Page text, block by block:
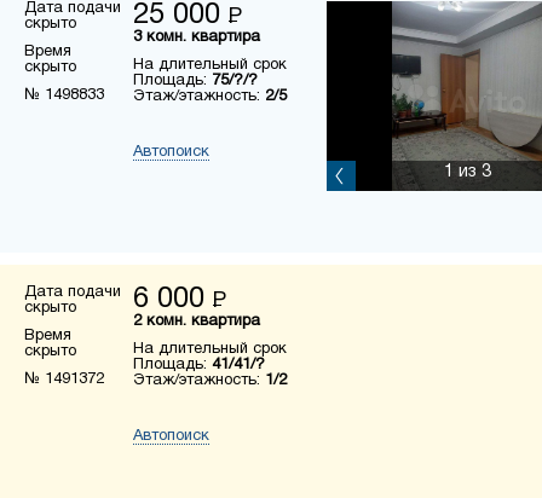
Дата подачи
скрыто
Время
скрыто
№ 1498833
25 000 Р
3 комн. квартира
На длительный срок
Площадь: 75/?/?
Этаж/этажность: 2/5
Автопоиск
1 из 3
Дата подачи
скрыто
Время
скрыто
№ 1491372
6 000 Р
2 комн. квартира
На длительный срок
Площадь: 41/41/?
Этаж/этажность: 1/2
Автопоиск